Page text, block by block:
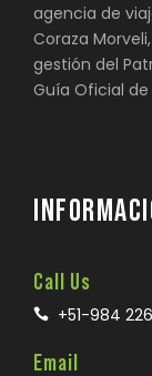
agencia de
Coraza
gestión del
Guía Oficial de
Call Us
+51-984
Email